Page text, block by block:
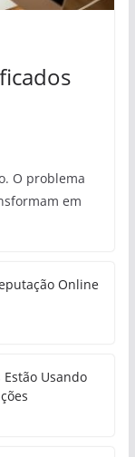
O problema
em
Online
Usando